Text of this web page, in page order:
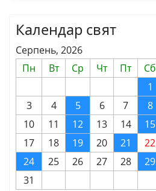
Календар свят
Серпень, 2026
Пн
Вт Ср Чт Пт Сб
1
3
4 5 6 7 8
10
11 12 13 14 15
17
18 19 20 21 22
24
25 26 27 28 29
31